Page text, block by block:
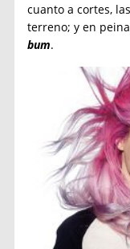
cuanto a cortes,
terreno; y en
bum.